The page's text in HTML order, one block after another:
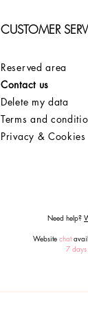
CUSTOMER
Reserved area
Contact us
Delete my data
Terms and
Privacy & Cookies
Need help?
Website chat
7